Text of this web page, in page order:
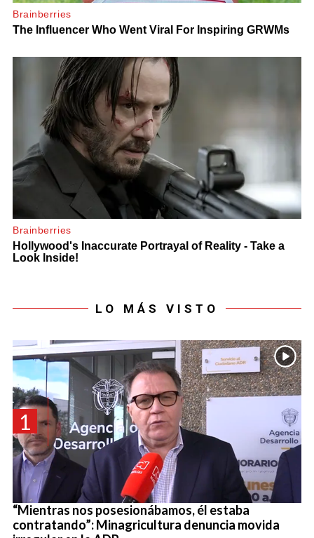
LO MÁS VISTO
1
“Mientras nos posesionábamos, él estaba
contratando”: Minagricultura denuncia movida